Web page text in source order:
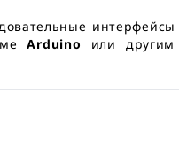
Arduino или другим